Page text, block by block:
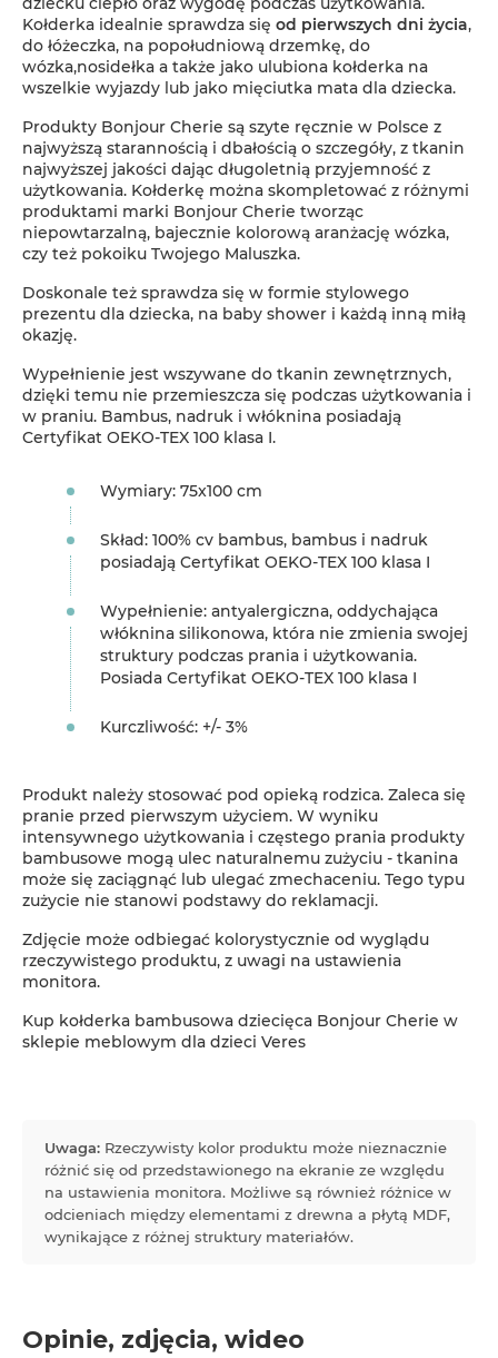
Kołderka idealnie sprawdza się od pierwszych dni życia,
do łóżeczka, na popołudniową drzemkę, do
wózka,nosidełka a także jako ulubiona kołderka na
wszelkie wyjazdy lub jako mięciutka mata dla dziecka.
Produkty Bonjour Cherie są szyte ręcznie w Polsce z
najwyższą starannością i dbałością o szczegóły, z tkanin
najwyższej jakości dając długoletnią przyjemność z
użytkowania. Kołderkę można skompletować z różnymi
produktami marki Bonjour Cherie tworząc
niepowtarzalną, bajecznie kolorową aranżację wózka,
czy też pokoiku Twojego Maluszka.
Doskonale też sprawdza się w formie stylowego
prezentu dla dziecka, na baby shower i każdą inną miłą
okazję.
Wypełnienie jest wszywane do tkanin zewnętrznych,
dzięki temu nie przemieszcza się podczas użytkowania i
w praniu. Bambus, nadruk i włóknina posiadają
Certyfikat OEKO-TEX 100 klasa I.
Wymiary: 75x100 cm
Skład: 100% cv bambus, bambus i nadruk
posiadają Certyfikat OEKO-TEX 100 klasa I
Wypełnienie: antyalergiczna, oddychająca
włóknina silikonowa, która nie zmienia swojej
struktury podczas prania i użytkowania.
Posiada Certyfikat OEKO-TEX 100 klasa I
Kurczliwość: +/- 3%
Produkt należy stosować pod opieką rodzica. Zaleca się
pranie przed pierwszym użyciem. W wyniku
intensywnego użytkowania i częstego prania produkty
bambusowe mogą ulec naturalnemu zużyciu - tkanina
może się zaciągnąć lub ulegać zmechaceniu. Tego typu
zużycie nie stanowi podstawy do reklamacji.
Zdjęcie może odbiegać kolorystycznie od wyglądu
rzeczywistego produktu, z uwagi na ustawienia
monitora.
Kup kołderka bambusowa dziecięca Bonjour Cherie w
sklepie meblowym dla dzieci Veres
Uwaga: Rzeczywisty kolor produktu może nieznacznie
różnić się od przedstawionego na ekranie ze względu
na ustawienia monitora. Możliwe są również różnice w
odcieniach między elementami z drewna a płytą MDF,
wynikające z różnej struktury materiałów.
Opinie, zdjęcia, wideo